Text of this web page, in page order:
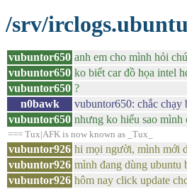
/srv/
vubuntor650 anh em cho mình hỏi
vubuntor650 ko biết car đồ họa intel
vubuntor650 ?
n0bawk
vubuntor650: chắc chạy
vubuntor650 nhưng ko hiểu sao
=== Tux|AFK is now known as _Tux_
vubuntor926 hi mọi người, mình mới
vubuntor926 mình đang dùng ubuntu
vubuntor926 hôm nay click update